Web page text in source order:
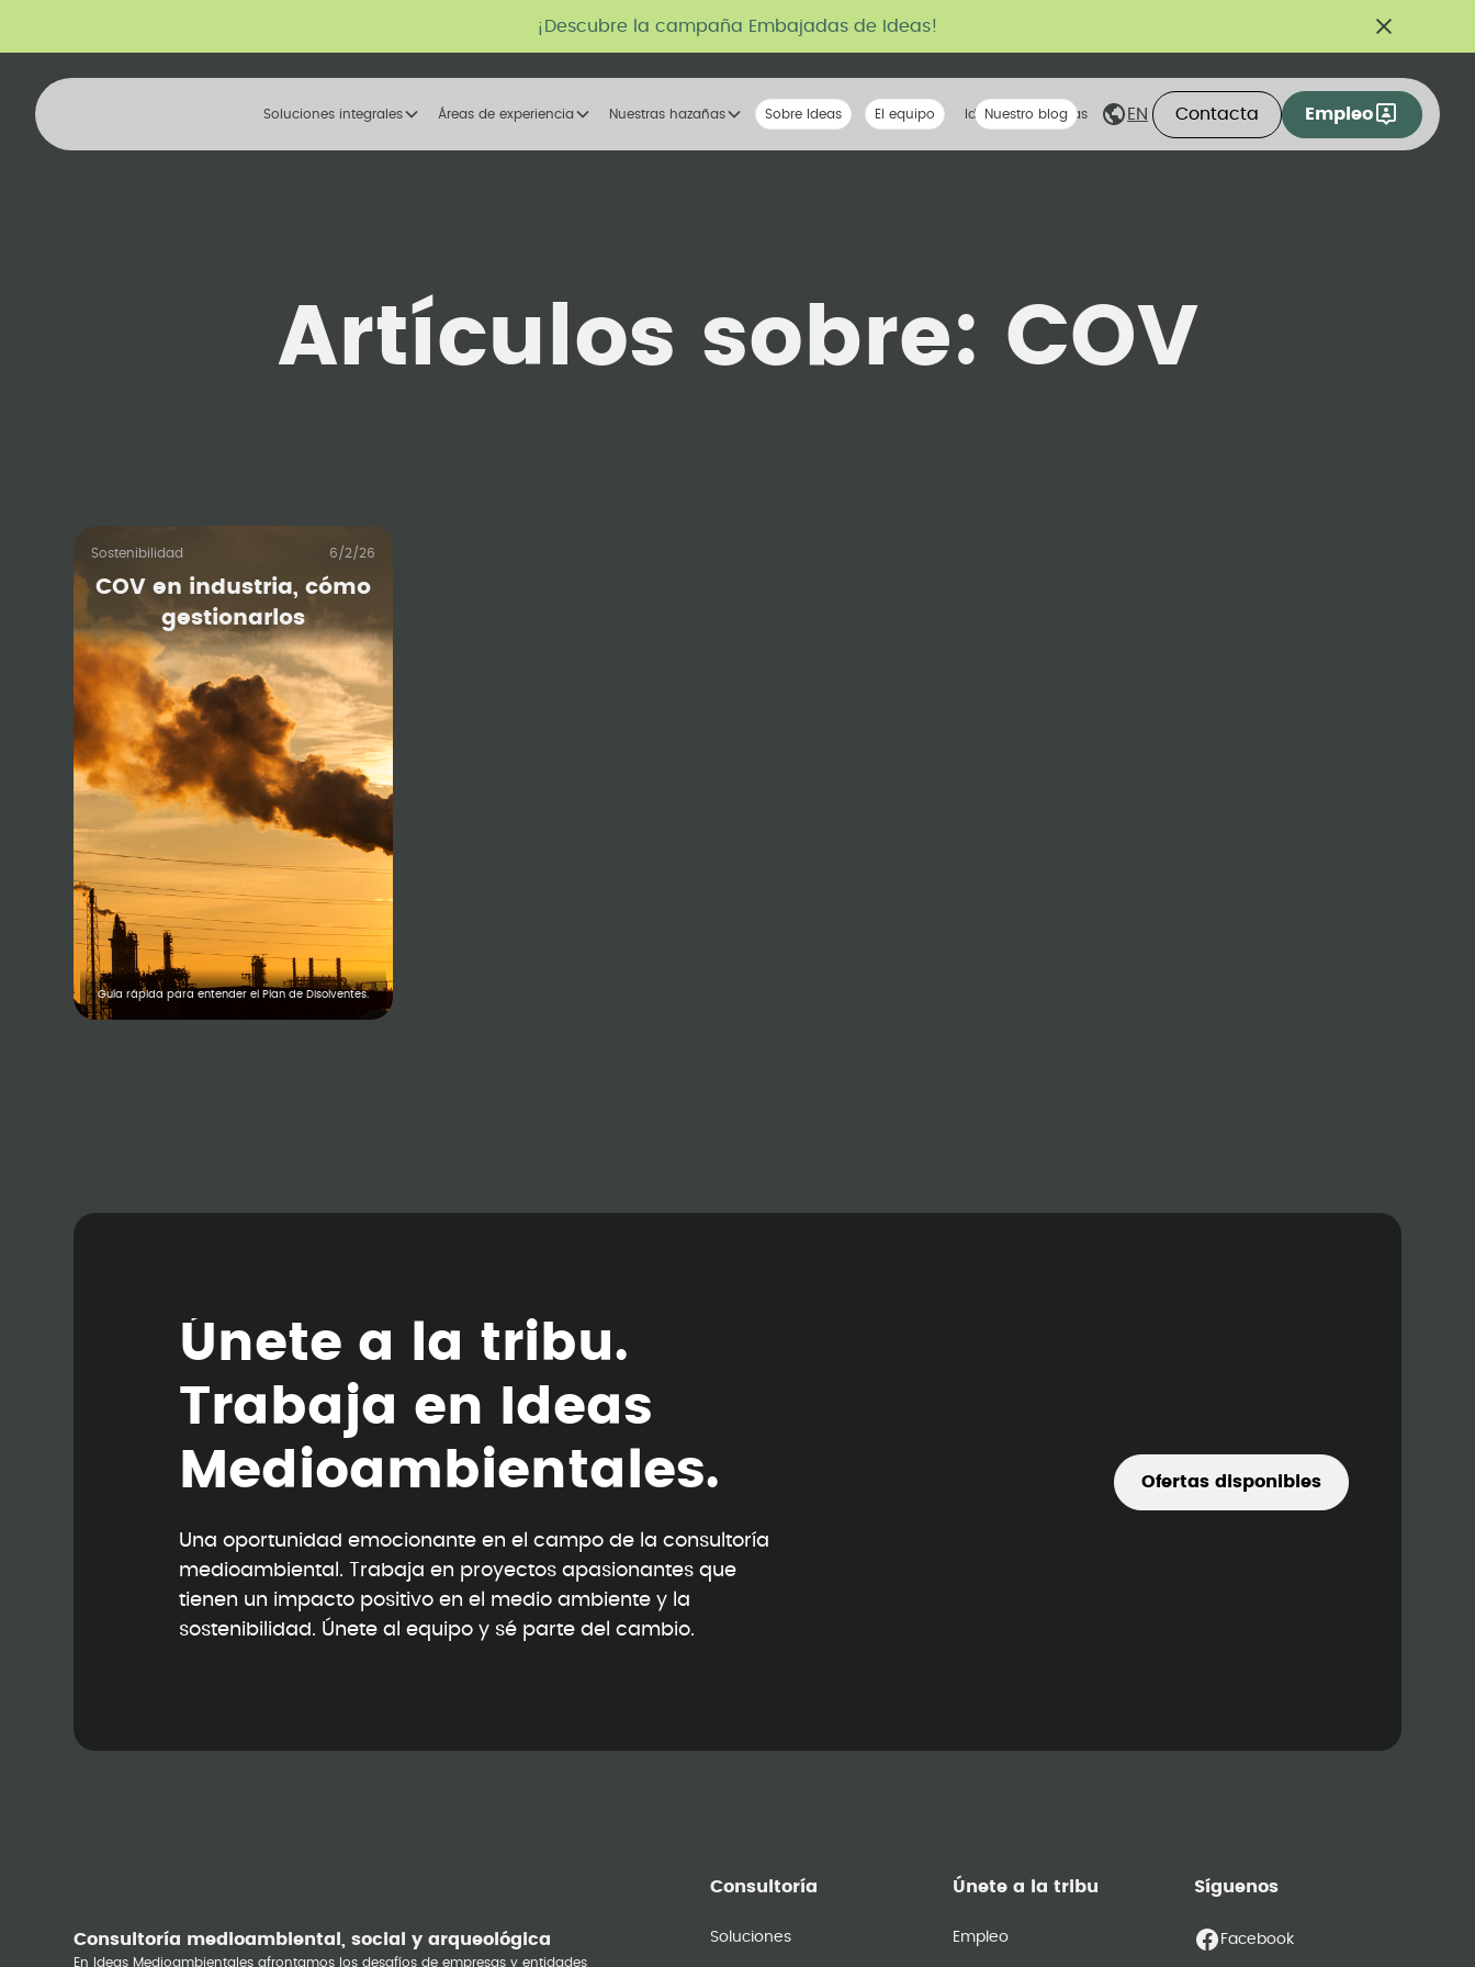
¡Descubre la campaña Embajadas de Ideas!
Soluciones integrales Áreas de experiencia Nuestras hazañas Nuestra voz
Sobre Ideas La tribu
El equipo Ideas compartidas
Nuestro blog EN Contacta Empleo
Artículos sobre: COV
Sostenibilidad 6/2/26
COV en industria, cómo
gestionarlos
Guía rápida para entender el Plan de Disolventes.
Únete a a tribu.
Trabaja en deas
M edioambienta es.
Una oportunidad emocionante en el campo de la consultoría
medioambiental. Trabaja en proyectos apasionantes que
tienen un impacto positivo en el medio ambiente y la
sostenibilidad. Únete al equipo y sé parte del cambio.
Ofertas disponibles
Consultoría medioambiental, social y arqueológica
En Ideas Medioambientales afrontamos los desafíos de empresas y entidades
Consultoría
Soluciones
Únete a la tribu
Empleo
Síguenos
Facebook